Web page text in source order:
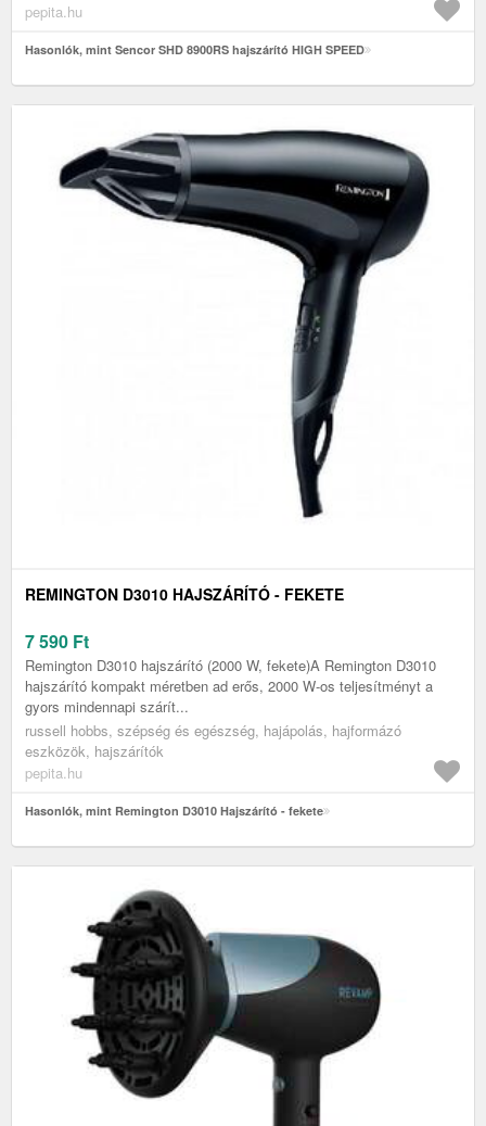
pepita.hu
Hasonlók, mint Sencor SHD 8900RS hajszárító HIGH SPEED
REMINGTON D3010 HAJSZÁRÍTÓ - FEKETE
7 590 Ft
Remington D3010 hajszárító (2000 W, fekete)A Remington D3010
hajszárító kompakt méretben ad erős, 2000 W-os teljesítményt a
gyors mindennapi szárít...
russell hobbs, szépség és egészség, hajápolás, hajformázó
eszközök, hajszárítók
pepita.hu
Hasonlók, mint Remington D3010 Hajszárító - fekete